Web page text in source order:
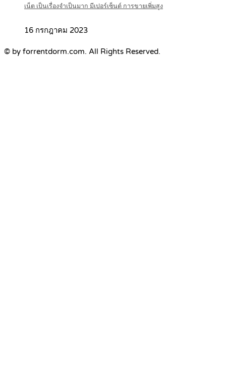
เน็ต เป็นเรื่องจำเป็นมาก มีเปอร์เซ็นต์ การขายเพิ่มสูง
16 กรกฎาคม 2023
© by forrentdorm.com. All Rights Reserved.